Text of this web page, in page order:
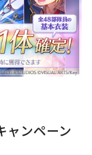
ャンペーン